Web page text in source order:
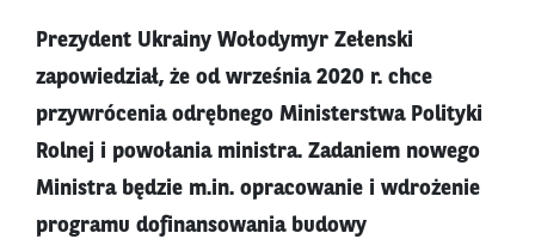
Prezydent Ukrainy Wołodymyr Zełenski
zapowiedział, że od września 2020 r. chce
przywrócenia odrębnego Ministerstwa Polityki
Rolnej i powołania ministra. Zadaniem nowego
Ministra będzie m.in. opracowanie i wdrożenie
programu dofinansowania budowy